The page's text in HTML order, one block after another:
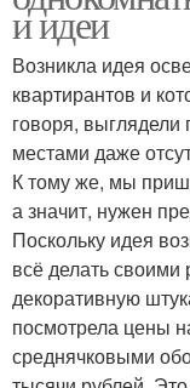
и идеи
Возникла идея
квартирантов и
говоря,
местами даже
К тому же, мы
а значит, нужен
Поскольку идея
всё делать своими
декоративную
посмотрела цены
среднячковыми